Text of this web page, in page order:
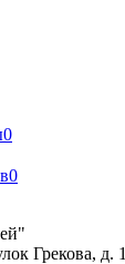
0
0
Грекова, д. 1